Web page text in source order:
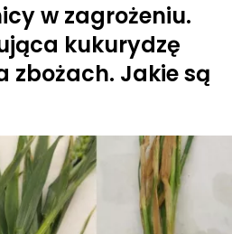
w zagrożeniu.
kukurydzę
zbożach. Jakie są